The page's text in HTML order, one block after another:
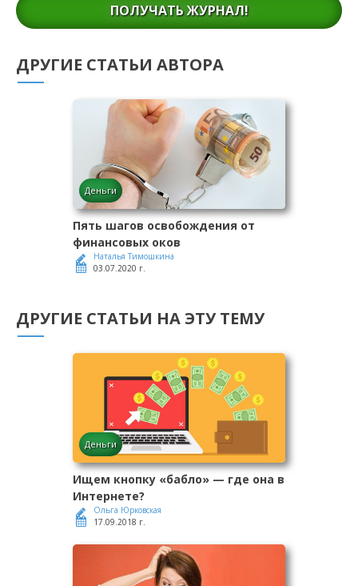
ПОЛУЧАТЬ ЖУРНАЛ!
ДРУГИЕ СТАТЬИ АВТОРА
Деньги
Пять шагов освобождения от
финансовых оков
Наталья Тимошкина
03.07.2020 г.
ДРУГИЕ СТАТЬИ НА ЭТУ ТЕМУ
Деньги
Ищем кнопку «бабло» — где она в
Интернете?
Ольга Юрковская
17.09.2018 г.